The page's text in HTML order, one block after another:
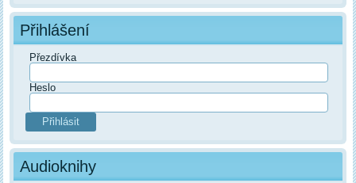
Přihlášení
Přezdívka
Heslo
Audioknihy